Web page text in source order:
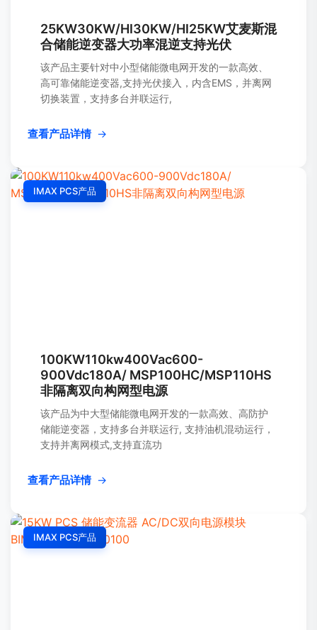
25KW30KW/HI30KW/HI25KW艾麦斯混
合储能逆变器大功率混逆支持光伏
该产品主要针对中小型储能微电网开发的一款高效、
高可靠储能逆变器,支持光伏接入，内含EMS，并离网
切换装置，支持多台并联运行,
查看产品详情 →
IMAX PCS产品
100KW110kw400Vac600-
900Vdc180A/ MSP100HC/MSP110HS
非隔离双向构网型电源
该产品为中大型储能微电网开发的一款高效、高防护
储能逆变器，支持多台并联运行, 支持油机混动运行，
支持并离网模式,支持直流功
查看产品详情 →
IMAX PCS产品